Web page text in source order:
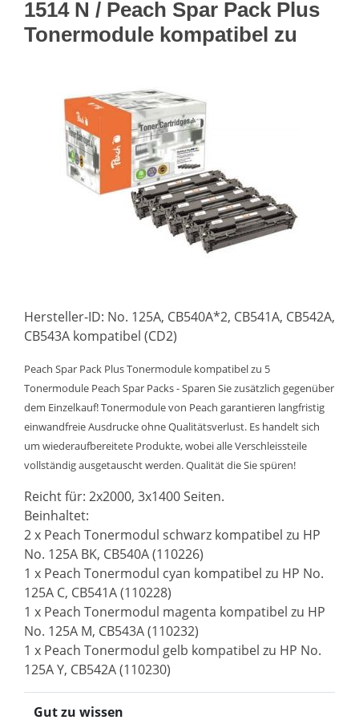
1514 N / Peach Spar Pack Plus
Tonermodule kompatibel zu
Hersteller-ID: No. 125A, CB540A*2, CB541A, CB542A,
CB543A kompatibel (CD2)
Peach Spar Pack Plus Tonermodule kompatibel zu 5
Tonermodule Peach Spar Packs - Sparen Sie zusätzlich gegenüber
dem Einzelkauf! Tonermodule von Peach garantieren langfristig
einwandfreie Ausdrucke ohne Qualitätsverlust. Es handelt sich
um wiederaufbereitete Produkte, wobei alle Verschleissteile
vollständig ausgetauscht werden. Qualität die Sie spüren!
Reicht für: 2x2000, 3x1400 Seiten.
Beinhaltet:
2 x Peach Tonermodul schwarz kompatibel zu HP
No. 125A BK, CB540A (110226)
1 x Peach Tonermodul cyan kompatibel zu HP No.
125A C, CB541A (110228)
1 x Peach Tonermodul magenta kompatibel zu HP
No. 125A M, CB543A (110232)
1 x Peach Tonermodul gelb kompatibel zu HP No.
125A Y, CB542A (110230)
Gut zu wissen